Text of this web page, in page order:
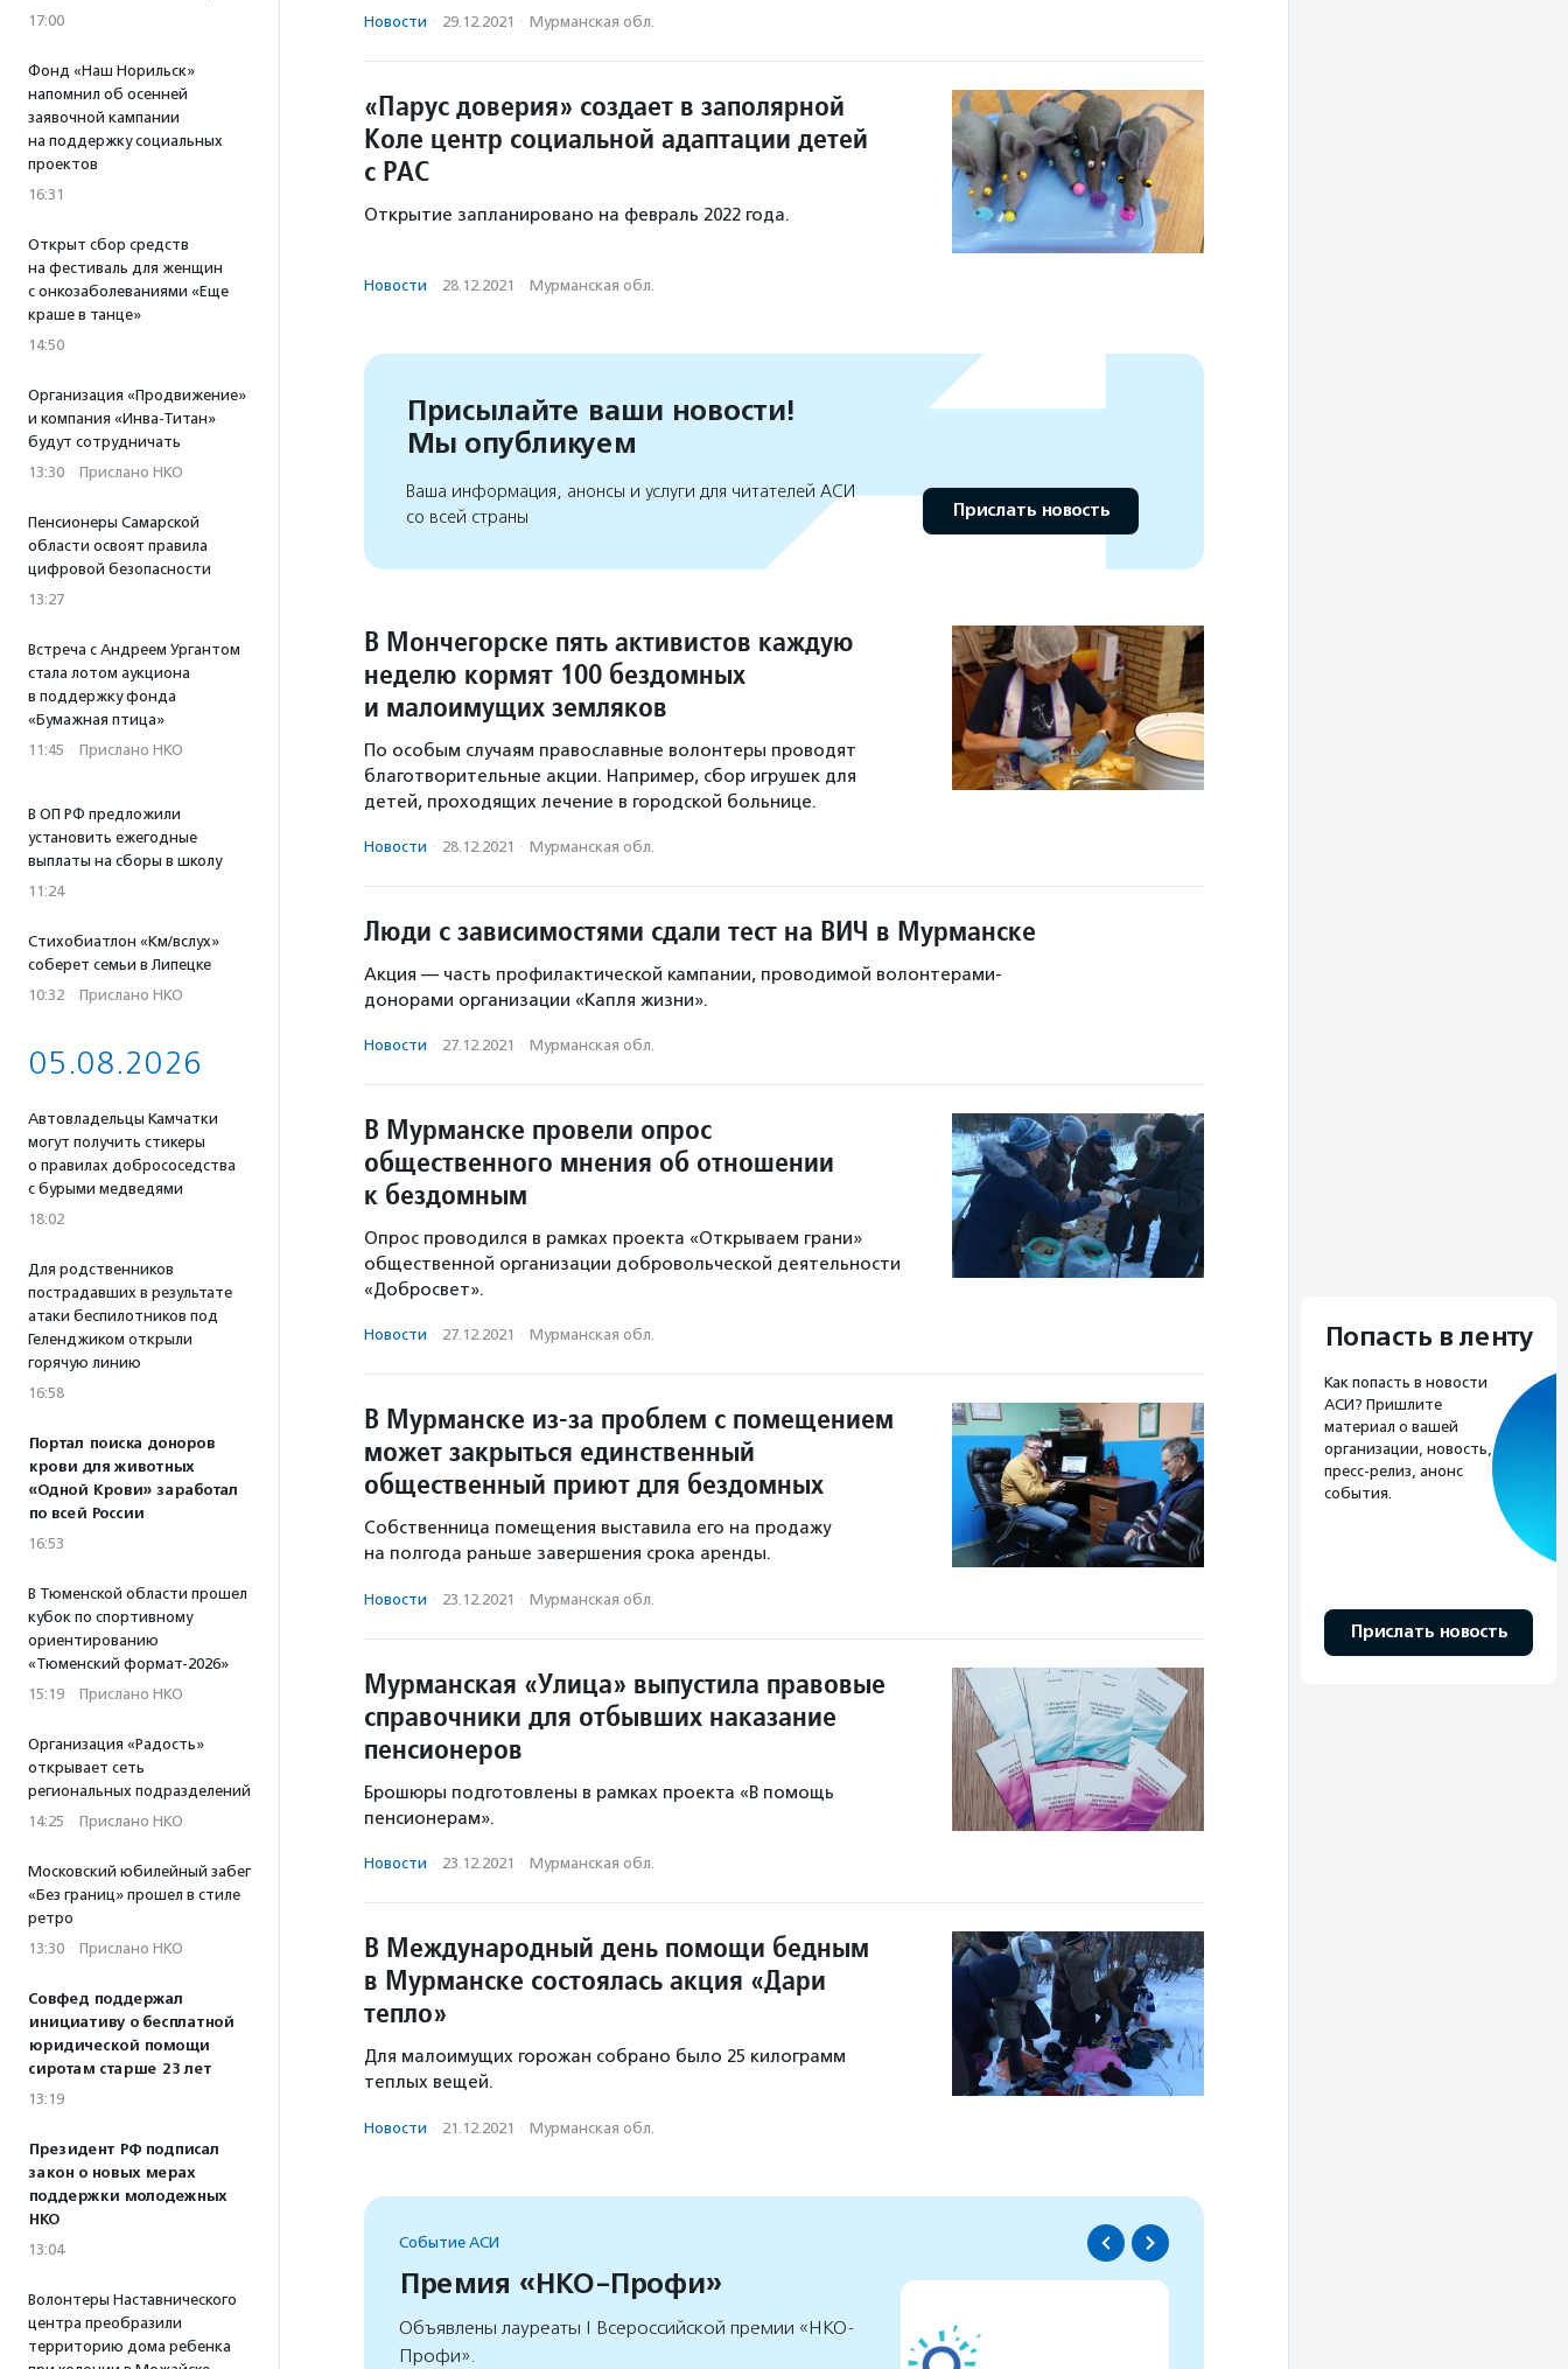
17:00
Фонд «Наш Норильск»
напомнил об осенней
заявочной кампании
на поддержку социальных
проектов
16:31
Открыт сбор средств
на фестиваль для женщин
с онкозаболеваниями «Еще
краше в танце»
14:50
Организация «Продвижение»
и компания «Инва-Титан»
будут сотрудничать
13:30 · Прислано НКО
Пенсионеры Самарской
области освоят правила
цифровой безопасности
13:27
Встреча с Андреем Ургантом
стала лотом аукциона
в поддержку фонда
«Бумажная птица»
11:45 · Прислано НКО
В ОП РФ предложили
установить ежегодные
выплаты на сборы в школу
11:24
Стихобиатлон «Км/вслух»
соберет семьи в Липецке
10:32 · Прислано НКО
05.08.2026
Автовладельцы Камчатки
могут получить стикеры
о правилах добрососедства
с бурыми медведями
18:02
Для родственников
пострадавших в результате
атаки беспилотников под
Геленджиком открыли
горячую линию
16:58
Портал поиска доноров
крови для животных
«Одной Крови» заработал
по всей России
16:53
В Тюменской области прошел
кубок по спортивному
ориентированию
«Тюменский формат-2026»
15:19 · Прислано НКО
Организация «Радость»
открывает сеть
региональных подразделений
14:25 · Прислано НКО
Московский юбилейный забег
«Без границ» прошел в стиле
ретро
13:30 · Прислано НКО
Совфед поддержал
инициативу о бесплатной
юридической помощи
сиротам старше 23 лет
13:19
Президент РФ подписал
закон о новых мерах
поддержки молодежных
НКО
13:04
Волонтеры Наставнического
центра преобразили
территорию дома ребенка
Новости · 29.12.2021 · Мурманская обл.
«Парус доверия» создает в заполярной
Коле центр социальной адаптации детей
с РАС
Открытие запланировано на февраль 2022 года.
Новости · 28.12.2021 · Мурманская обл.
Присылайте ваши новости!
Мы опубликуем
Ваша информация, анонсы и услуги для читателей АСИ
со всей страны
Прислать новость
В Мончегорске пять активистов каждую
неделю кормят 100 бездомных
и малоимущих земляков
По особым случаям православные волонтеры проводят
благотворительные акции. Например, сбор игрушек для
детей, проходящих лечение в городской больнице.
Новости · 28.12.2021 · Мурманская обл.
Люди с зависимостями сдали тест на ВИЧ в Мурманске
Акция — часть профилактической кампании, проводимой волонтерами-
донорами организации «Капля жизни».
Новости · 27.12.2021 · Мурманская обл.
В Мурманске провели опрос
общественного мнения об отношении
к бездомным
Опрос проводился в рамках проекта «Открываем грани»
общественной организации добровольческой деятельности
«Добросвет».
Новости · 27.12.2021 · Мурманская обл.
В Мурманске из-за проблем с помещением
может закрыться единственный
общественный приют для бездомных
Собственница помещения выставила его на продажу
на полгода раньше завершения срока аренды.
Новости · 23.12.2021 · Мурманская обл.
Мурманская «Улица» выпустила правовые
справочники для отбывших наказание
пенсионеров
Брошюры подготовлены в рамках проекта «В помощь
пенсионерам».
Новости · 23.12.2021 · Мурманская обл.
В Международный день помощи бедным
в Мурманске состоялась акция «Дари
тепло»
Для малоимущих горожан собрано было 25 килограмм
теплых вещей.
Новости · 21.12.2021 · Мурманская обл.
Событие АСИ
Премия «НКО-Профи»
Объявлены лауреаты I Всероссийской премии «НКО-
Профи».
Попасть в ленту
Как попасть в новости
АСИ? Пришлите
материал о вашей
организации, новость,
пресс-релиз, анонс
события.
Прислать новость